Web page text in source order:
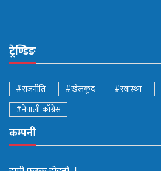
ट्रेण्डिङ
#राजनीति #खेलकूद #स्वास्थ्य
#नेपाली काँग्रेस
कम्पनी